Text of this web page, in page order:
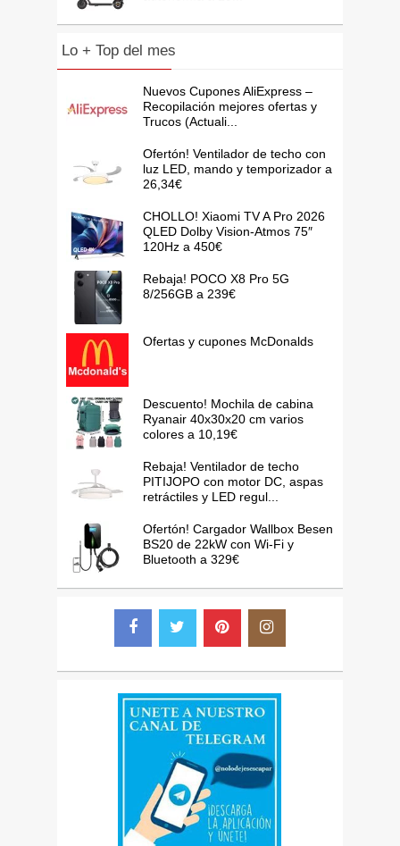
Lo + Top del mes
Nuevos Cupones AliExpress –
Recopilación mejores ofertas y
Trucos (Actuali...
Ofertón! Ventilador de techo con
luz LED, mando y temporizador a
26,34€
CHOLLO! Xiaomi TV A Pro 2026
QLED Dolby Vision-Atmos 75″
120Hz a 450€
Rebaja! POCO X8 Pro 5G
8/256GB a 239€
Ofertas y cupones McDonalds
Descuento! Mochila de cabina
Ryanair 40x30x20 cm varios
colores a 10,19€
Rebaja! Ventilador de techo
PITIJOPO con motor DC, aspas
retráctiles y LED regul...
Ofertón! Cargador Wallbox Besen
BS20 de 22kW con Wi-Fi y
Bluetooth a 329€